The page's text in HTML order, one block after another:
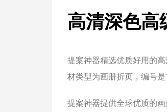
高清深色高
提案神器精选优质好用的
材类型为画册折页，编号
提案神器提供全球优质的